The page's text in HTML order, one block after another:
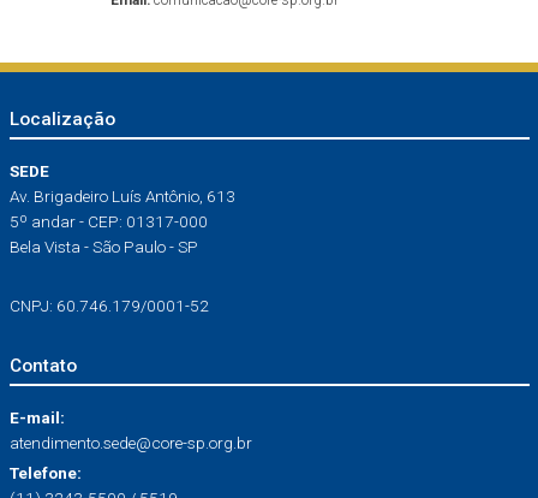
Localização
SEDE
Av. Brigadeiro Luís Antônio, 613
5º andar - CEP: 01317-000
Bela Vista - São Paulo - SP
CNPJ: 60.746.179/0001-52
Contato
E-mail:
atendimento.sede@core-sp.org.br
Telefone: